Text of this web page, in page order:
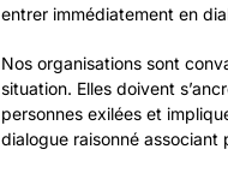
entrer immédiatement en
Nos organisations sont
situation. Elles doivent
personnes exilées et
dialogue raisonné associant